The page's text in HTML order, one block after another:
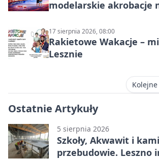
modelarskie akrobacje
17 sierpnia 2026, 08:00
Rakietowe Wakacje –
Lesznie
Ostatnie Artykuły
5 sierpnia 2026
Szkoły, Akwawit i
przebudowie. Leszno